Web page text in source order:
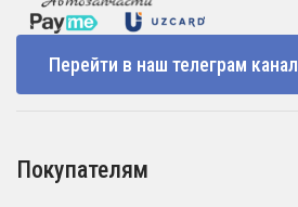
Перейти в наш телеграм канал
Покупателям